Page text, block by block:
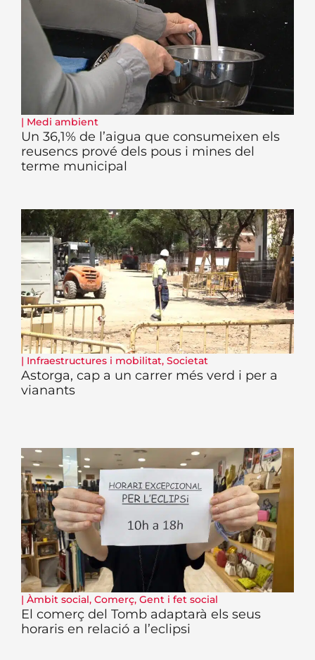
| Medi ambient
Un 36,1% de l’aigua que consumeixen els
reusencs prové dels pous i mines del
terme municipal
| Infraestructures i mobilitat, Societat
Astorga, cap a un carrer més verd i per a
vianants
| Àmbit social, Comerç, Gent i fet social
El comerç del Tomb adaptarà els seus
horaris en relació a l’eclipsi